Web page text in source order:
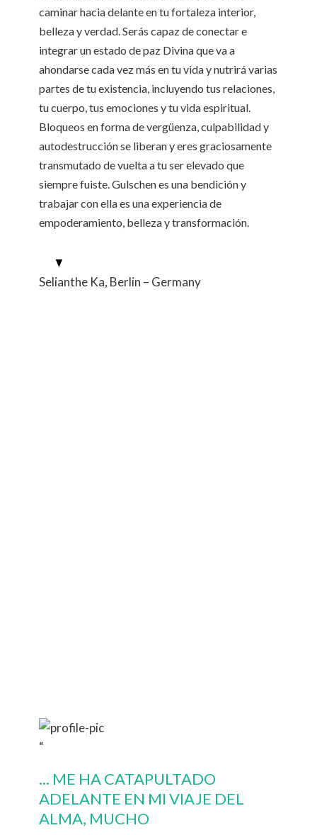
caminar hacia delante en tu fortaleza interior,
belleza y verdad. Serás capaz de conectar e
integrar un estado de paz Divina que va a
ahondarse cada vez más en tu vida y nutrirá varias
partes de tu existencia, incluyendo tus relaciones,
tu cuerpo, tus emociones y tu vida espiritual.
Bloqueos en forma de vergüenza, culpabilidad y
autodestrucción se liberan y eres graciosamente
transmutado de vuelta a tu ser elevado que
siempre fuiste. Gulschen es una bendición y
trabajar con ella es una experiencia de
empoderamiento, belleza y transformación.
Selianthe Ka, Berlin – Germany
“
... ME HA CATAPULTADO
ADELANTE EN MI VIAJE DEL
ALMA, MUCHO